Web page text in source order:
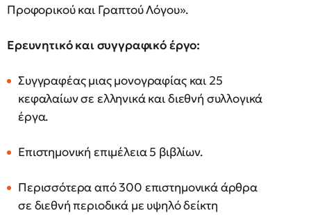
Προφορικού και Γραπτού Λόγου».
Ερευνητικό και συγγραφικό έργο:
Συγγραφέας μιας μονογραφίας και 25
κεφαλαίων σε ελληνικά και διεθνή συλλογικά
έργα.
Επιστημονική επιμέλεια 5 βιβλίων.
Περισσότερα από 300 επιστημονικά άρθρα
σε διεθνή περιοδικά με υψηλό δείκτη